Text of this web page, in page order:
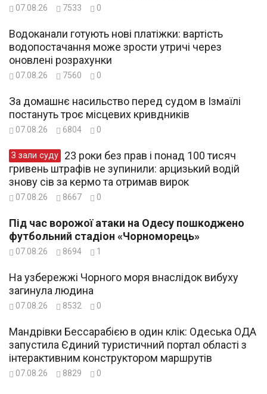
07.08.26 7533 0
Водоканали готують нові платіжки: вартість
водопостачання може зрости утричі через
оновлені розрахунки
07.08.26 7560 0
За домашнє насильство перед судом в Ізмаїлі
постануть троє місцевих кривдників
07.08.26 6804 0
З зали суду
гривень штрафів не зупинили: арцизький водій
знову сів за кермо та отримав вирок
07.08.26 8667 0
Під час ворожої атаки на Одесу пошкоджено
футбольний стадіон «Чорноморець»
07.08.26 8694 1
На узбережжі Чорного моря внаслідок вибуху
загинула людина
07.08.26 8532 0
Мандрівки Бессарабією в один клік: Одеська ОДА
запустила Єдиний туристичний портал області з
інтерактивним конструктором маршрутів
07.08.26 8829 0